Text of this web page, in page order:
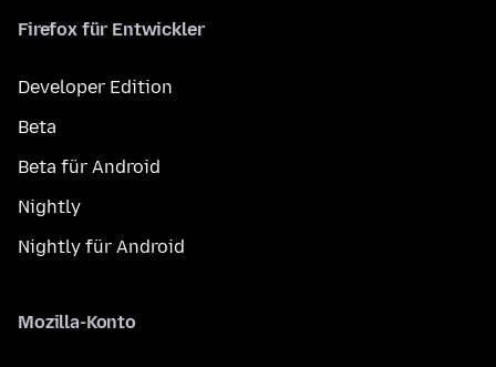
Firefox für Entwickler
Developer Edition
Beta
Beta für Android
Nightly
Nightly für Android
Mozilla-Konto